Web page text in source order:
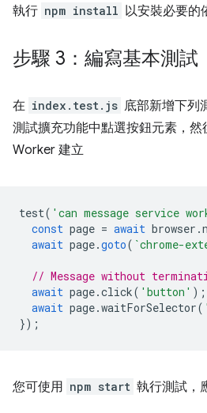
執行 npm install 以安裝必要的
步驟 3：編寫基本測試
在 index.test.js 底部新增下列
測試擴充功能中點選按鈕元素，
Worker 建立
test( 'can message service
const page = await browser .
await page.goto( `chrome-
// Message without
await page.click( 'button' );
await page.waitForSelector(
});
您可使用 npm start 執行測試，